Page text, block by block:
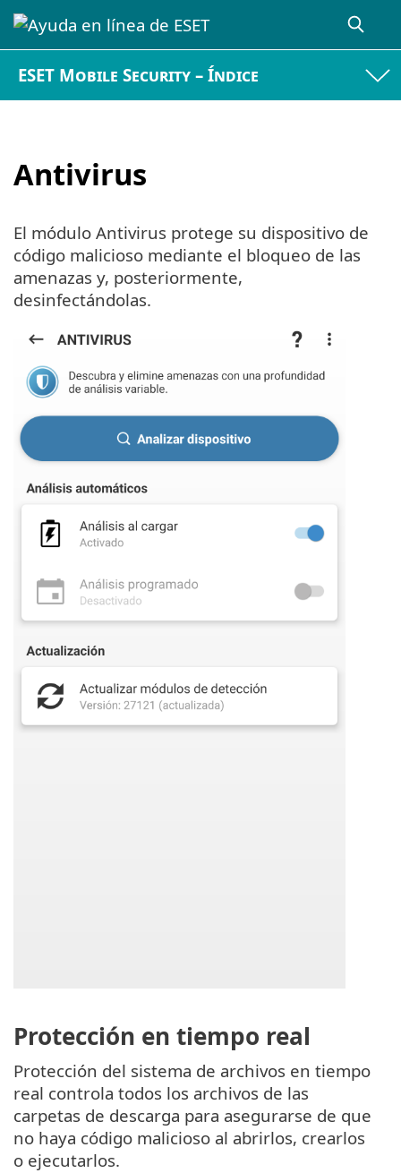
ESET Mobile Security – Índice
Antivirus
El módulo Antivirus protege su dispositivo de
código malicioso mediante el bloqueo de las
amenazas y, posteriormente,
desinfectándolas.
Protección en tiempo real
Protección del sistema de archivos en tiempo
real controla todos los archivos de las
carpetas de descarga para asegurarse de que
no haya código malicioso al abrirlos, crearlos
o ejecutarlos.